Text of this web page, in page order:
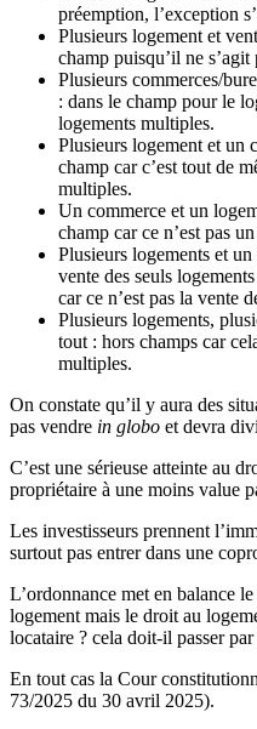
préemption, l’exception
Plusieurs logement et
champ puisqu’il ne
Plusieurs commerces/
: dans le champ pour le
logements multiples.
Plusieurs logement et un
champ car c’est tout de
multiples.
Un commerce et un
champ car ce n’est pas
Plusieurs logements et
vente des seuls
car ce n’est pas la vente
Plusieurs logements,
tout : hors champs car
multiples.
On constate qu’il y aura des
pas vendre in globo et devra
C’est une sérieuse atteinte au
propriétaire à une moins value
Les investisseurs prennent
surtout pas entrer dans une
L’ordonnance met en balance
logement mais le droit au
locataire ? cela doit-il passer
En tout cas la Cour
73/2025 du 30 avril 2025).